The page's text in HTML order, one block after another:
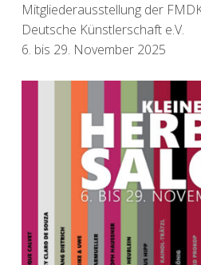
Mitgliederausstellung der
Deutsche Künstlerschaft e.V.
6. bis 29. November 2025